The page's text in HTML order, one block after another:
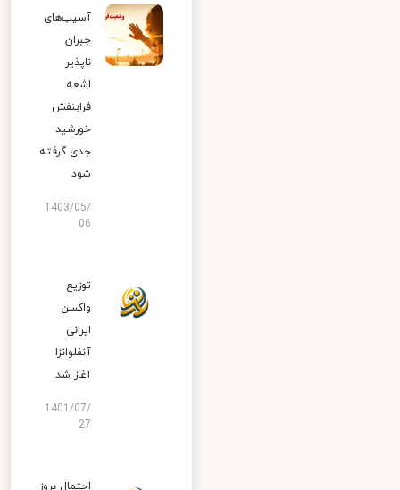
آسیب‌های
جبران
ناپذیر
اشعه
فرابنفش
خورشید
جدی گرفته
شود
1403/05/
06
توزیع
واکسن
ایرانی
آنفلوانزا
آغاز شد
1401/07/
27
احتمال بروز